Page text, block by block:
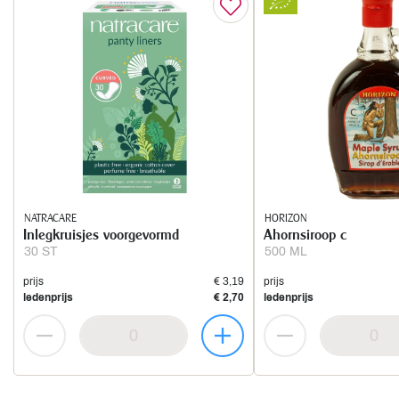
NATRACARE
30 ST
Inlegkruisjes voorgevormd
prijs
€ 3,19
ledenprijs
€ 2,70
HORIZON
500 ML
Ahornsiroop c
prijs
ledenprijs